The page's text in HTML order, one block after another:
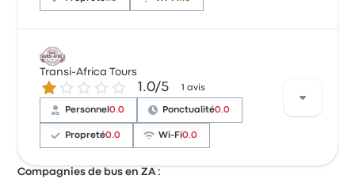
Sur un total de 7 avis, la compagnie a reçu la note de
1.5 étoiles sur Busbud. Les voyageurs ont été conquis
par la température et la ponctualité, mais ils se sont
souvent plaints concernant le lieu de départ. Le prix
commencer à 81 €
Transi-Africa Tours
1.0 sur 5 étoiles 1.0/5 1 avis
Personnel0.0 Ponctualité0.0
Propreté0.0 Wi-Fi0.0
Compagnies de bus en ZA :